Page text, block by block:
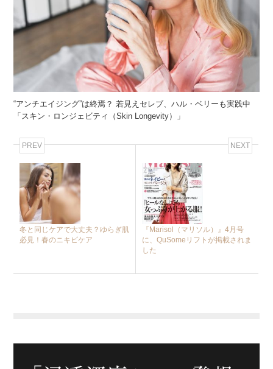
“アンチエイジング”は終焉？ 若見えセレブ、ハル・ベリーも実践中
「スキン・ロンジェビティ（Skin Longevity）」
PREV
冬と同じケアで大丈夫？ゆらぎ肌
必見！春のニキビケア
NEXT
『Marisol（マリソル）』4月号
に、QuSomeリフトが掲載されま
した